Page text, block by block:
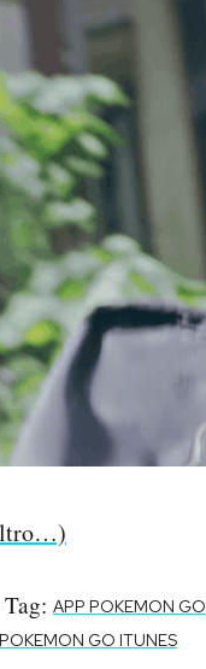
Tag: APP POKEMON GO
POKEMON GO ITUNES